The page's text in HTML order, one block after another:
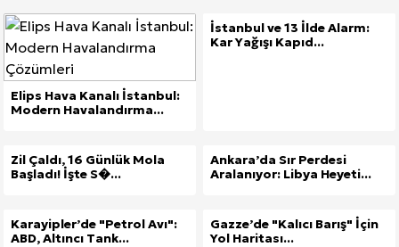
Elips Hava Kanalı İstanbul:
Modern Havalandırma...
İstanbul ve 13 İlde Alarm:
Kar Yağışı Kapıd...
Zil Çaldı, 16 Günlük Mola
Başladı! İşte S�...
Ankara’da Sır Perdesi
Aralanıyor: Libya Heyeti...
Karayipler’de "Petrol Avı":
ABD, Altıncı Tank...
Gazze’de "Kalıcı Barış" İçin
Yol Haritası...